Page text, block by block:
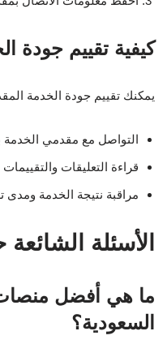
كيفية تقييم جودة
يمكنك تقييم جودة الخدمة
التواصل مع مقدمي الخدمة
قراءة التعليقات والتقييمات
مراقبة نتيجة الخدمة ومدى
الأسئلة
ما هي أفضل
السعودية؟